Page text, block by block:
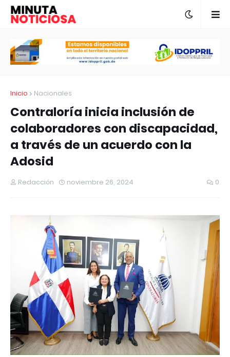
Inicio Nacionales
Contraloría inicia inclusión de
colaboradores con discapacidad,
a través de un acuerdo con la
Adosid
Redacción noviembre 26, 2024 0